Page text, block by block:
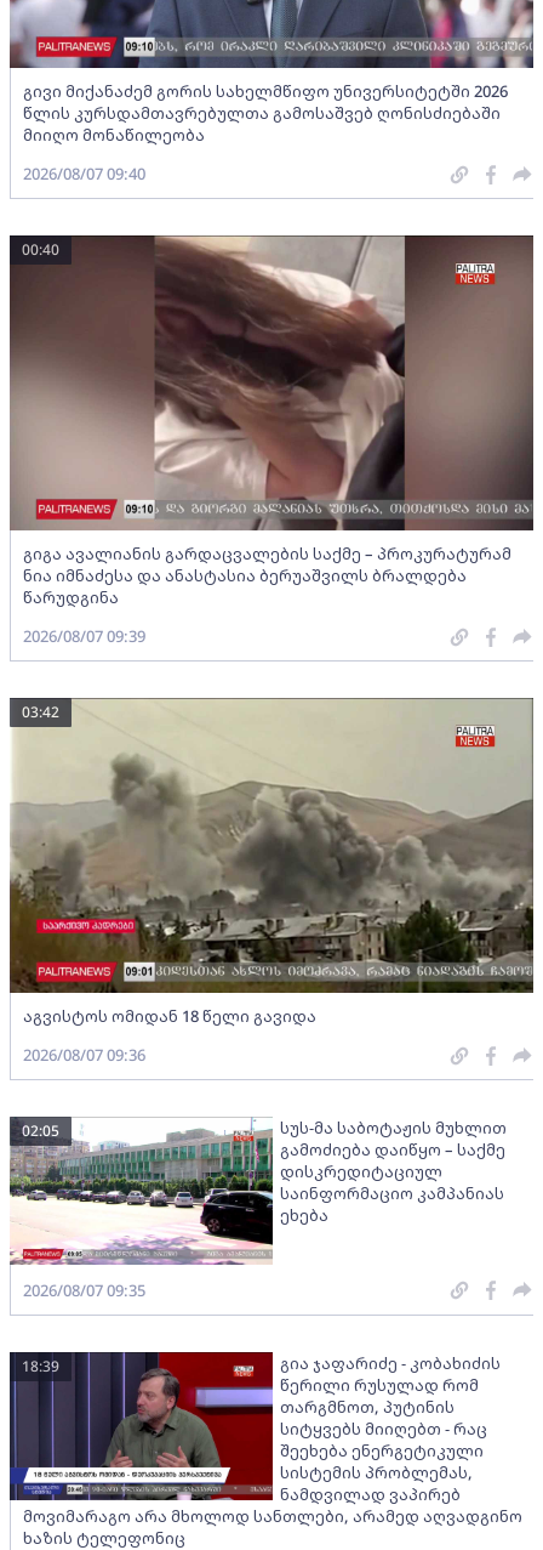
გივი მიქანაძემ გორის სახელმწიფო უნივერსიტეტში 2026
წლის კურსდამთავრებულთა გამოსაშვებ ღონისძიებაში
მიიღო მონაწილეობა
2026/08/07 09:40
გიგა ავალიანის გარდაცვალების საქმე – პროკურატურამ
ნია იმნაძესა და ანასტასია ბერუაშვილს ბრალდება
წარუდგინა
00:40
2026/08/07 09:39
აგვისტოს ომიდან 18 წელი გავიდა
03:42
2026/08/07 09:36
სუს-მა საბოტაჟის მუხლით
გამოძიება დაიწყო – საქმე
დისკრედიტაციულ
საინფორმაციო კამპანიას
ეხება
02:05
2026/08/07 09:35
გია ჯაფარიძე - კობახიძის
წერილი რუსულად რომ
თარგმნოთ, პუტინის
სიტყვებს მიიღებთ - რაც
შეეხება ენერგეტიკული
სისტემის პრობლემას,
ნამდვილად ვაპირებ
მოვიმარაგო არა მხოლოდ სანთლები, არამედ აღვადგინო
ხაზის ტელეფონიც
18:39